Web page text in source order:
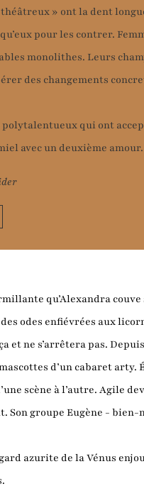
» ont la dent
pour les contrer.
monolithes. Leurs
des changements
qui ont
avec un deuxième amour.
qu’Alexandra
odes enfiévrées aux
et ne s’arrêtera pas.
d’un cabaret
scène à l’autre. Agile
Son groupe Eugène -
azurite de la Vénus